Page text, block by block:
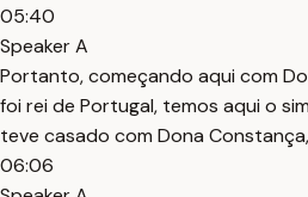
05:40
Speaker A
Portanto, começando aqui com
foi rei de Portugal, temos aqui o
teve casado com Dona
06:06